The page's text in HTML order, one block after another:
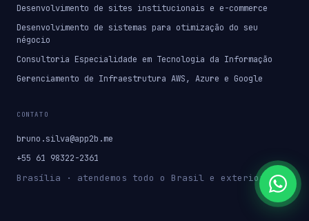
Desenvolvimento de sites institucionais e e-commerce
Desenvolvimento de sistemas para otimização do seu
négocio
Consultoria Especialidade em Tecnologia da Informação
Gerenciamento de Infraestrutura AWS, Azure e Google
CONTATO
bruno.silva@app2b.me
+55 61 98322-2361
Brasília · atendemos todo o Brasil e exterior